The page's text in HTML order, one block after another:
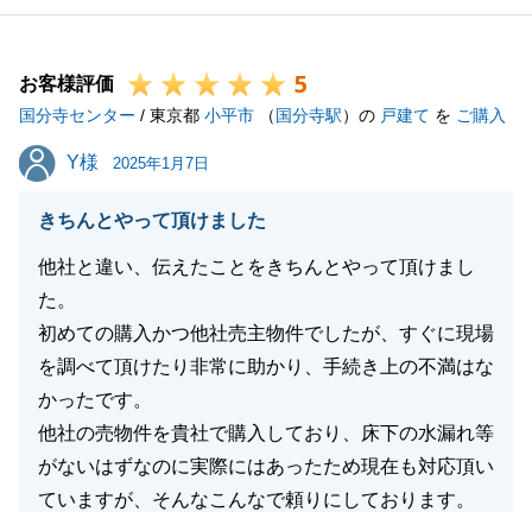
してしまい申し訳ございませんでした。
う見直し、チェックを再度徹底させていただきます。
引き続きよろしくお願いいたします。
閉じる
お客様評価 5
国分寺センター / 東京都 小平市 （国分寺駅）の 戸建て を ご購入
Y様
Y様 2025年1月7日
きちんとやって頂けました
他社と違い、伝えたことをきちんとやって頂けまし
た。
初めての購入かつ他社売主物件でしたが、すぐに現場
を調べて頂けたり非常に助かり、手続き上の不満はな
かったです。
他社の売物件を貴社で購入しており、床下の水漏れ等
がないはずなのに実際にはあったため現在も対応頂い
ていますが、そんなこんなで頼りにしております。